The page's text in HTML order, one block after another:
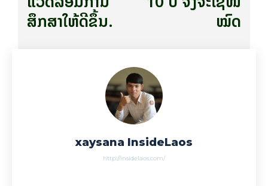
ສຶກສາໃຫ້ດີຂຶ້ນ. ໝົດ
xaysana InsideLaos
http://insidelaos.com/